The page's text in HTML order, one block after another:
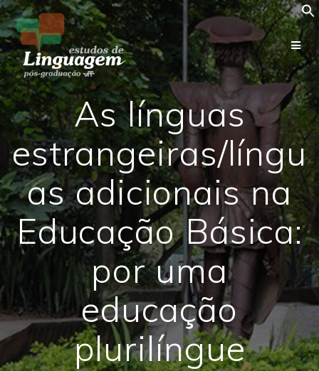
to
content
As línguas
estrangeiras/língu
as adicionais na
Educação Básica:
por uma
educação
plurilíngue